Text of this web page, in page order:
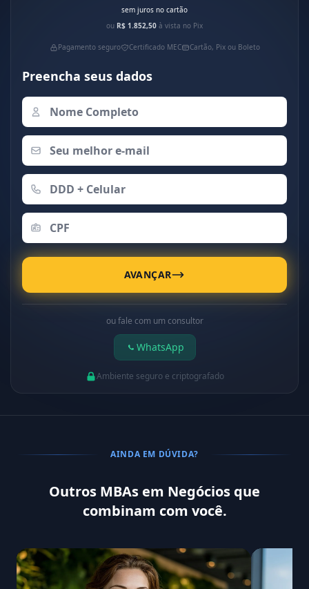
sem juros no cartão
ou R$ 1.852,50 à vista no Pix
Pagamento seguro Certificado MEC Cartão, Pix ou Boleto
Preencha seus dados
AVANÇAR
ou fale com um consultor
WhatsApp
Ambiente seguro e criptografado
AINDA EM DÚVIDA?
Outros MBAs em Negócios que
combinam com você.